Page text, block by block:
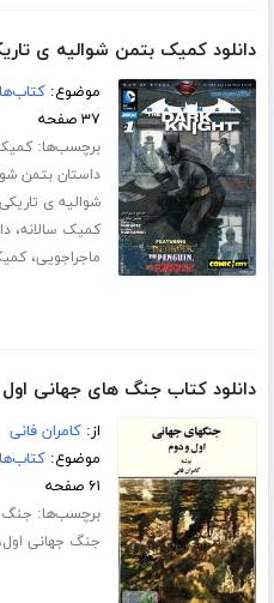
دانلود کمیک بتمن شوالیه ی
موضوع:
۳۷ صفحه
برچسب‌ها:
داستان بتمن
شوالیه ی تاریکی
کمیک سالانه،
ماجراجویی،
دانلود کتاب جنگ های جهانی
از:کامران فانی
موضوع:
۶۱ صفحه
برچسب‌ها: جنگ
جنگ جهانی اول،